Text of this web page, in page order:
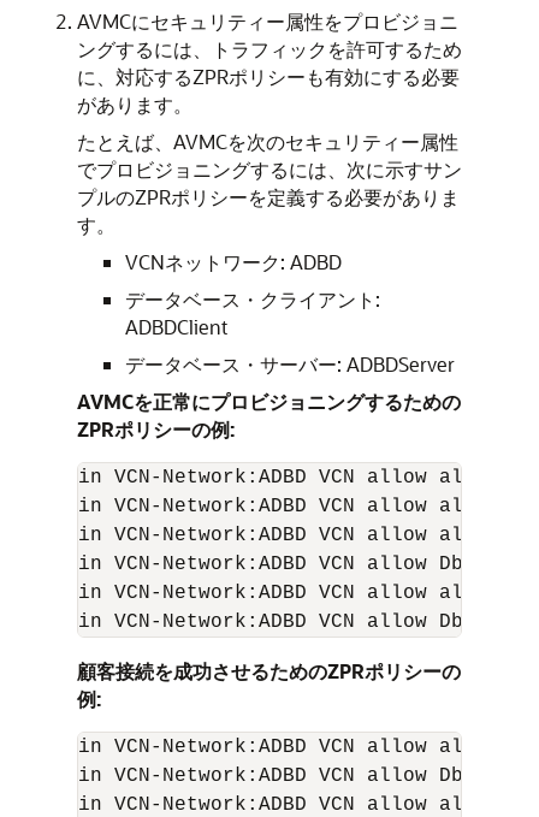
AVMCにセキュリティー属性をプロビジョニ
ングするには、トラフィックを許可するため
に、対応するZPRポリシーも有効にする必要
があります。
たとえば、AVMCを次のセキュリティー属性
でプロビジョニングするには、次に示すサン
プルのZPRポリシーを定義する必要がありま
す。
VCNネットワーク: ADBD
データベース・クライアント:
ADBDClient
データベース・サーバー: ADBDServer
AVMCを正常にプロビジョニングするための
ZPRポリシーの例:
in VCN-Network:ADBD VCN allow all-
in VCN-Network:ADBD VCN allow all-
in VCN-Network:ADBD VCN allow all-
in VCN-Network:ADBD VCN allow Db-
in VCN-Network:ADBD VCN allow all-
in VCN-Network:ADBD VCN allow Db-
顧客接続を成功させるためのZPRポリシーの
例:
in VCN-Network:ADBD VCN allow all-
in VCN-Network:ADBD VCN allow Db-
in VCN-Network:ADBD VCN allow all-